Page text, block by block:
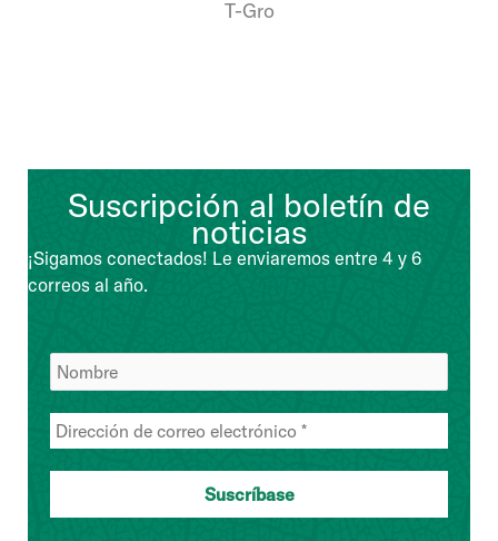
T-Gro
Suscripción al boletín de
noticias
¡Sigamos conectados! Le enviaremos entre 4 y 6
correos al año.